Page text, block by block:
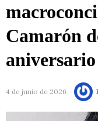
Camarón
aniversario
4 de junio de 2026